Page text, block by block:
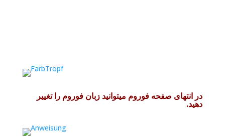
در انتهای صفحه فوروم میتوانید زبان فوروم را تغییر
دهید.